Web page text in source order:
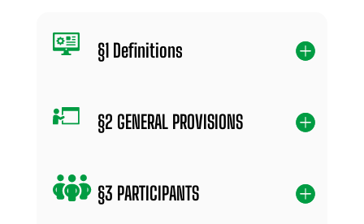
§1 Definitions
§2 GENERAL PROVISIONS
§3 PARTICIPANTS